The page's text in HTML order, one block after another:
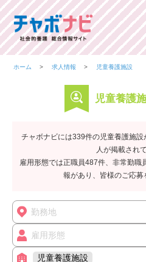
ホーム 求人情報 児童養護施設
児童養護
チャボナビには339件の児童養護施
人が掲載され
雇用形態では正職員487件、非常勤職
報があり、皆様のご応募
勤務地
雇用形態
児童養護施設